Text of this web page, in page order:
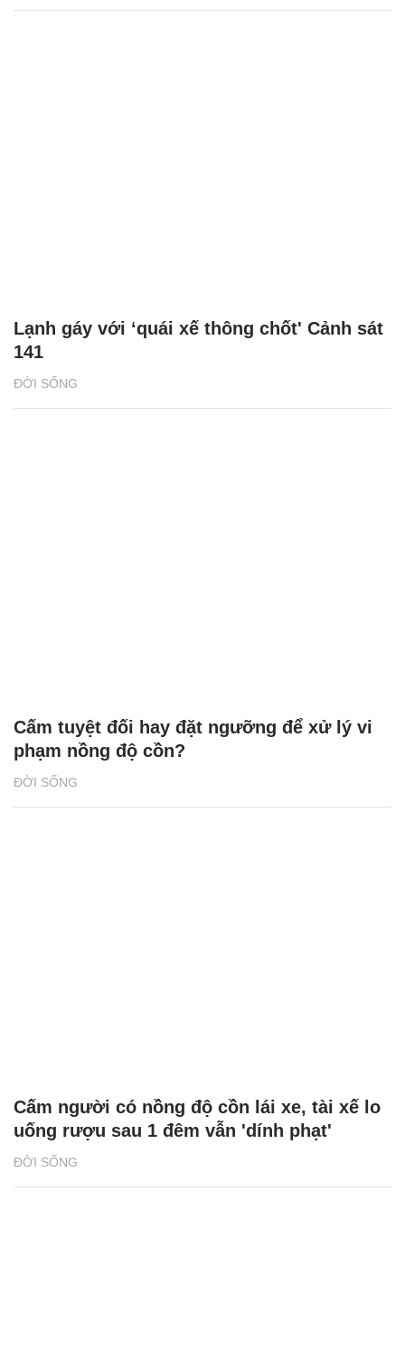
ĐỜI SỐNG
Lạnh gáy với ‘quái xế thông chốt' Cảnh sát
141
ĐỜI SỐNG
Cấm tuyệt đối hay đặt ngưỡng để xử lý vi
phạm nồng độ cồn?
ĐỜI SỐNG
Cấm người có nồng độ cồn lái xe, tài xế lo
uống rượu sau 1 đêm vẫn 'dính phạt'